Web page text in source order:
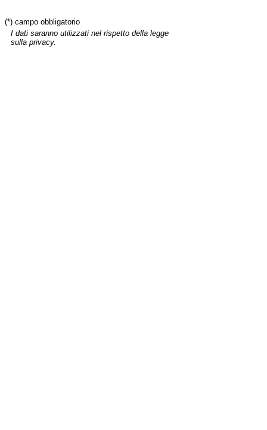
(*) campo obbligatorio
I dati saranno utilizzati nel rispetto della legge
sulla privacy.